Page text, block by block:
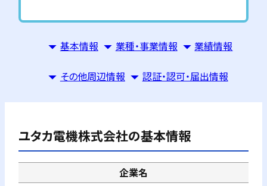
基本情報 業種・事業情報 業績情報
その他周辺情報 認証・認可・届出情報
ユタカ電機株式会社の基本情報
企業名